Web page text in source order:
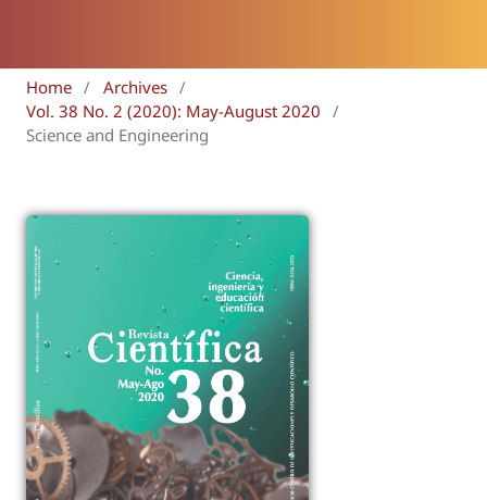
Home / Archives /
Vol. 38 No. 2 (2020): May-August 2020
/
Science and Engineering